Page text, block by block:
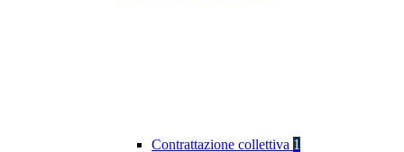
Contrattazione collettiva 1